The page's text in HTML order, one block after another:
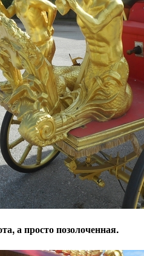
а просто позолоченная.